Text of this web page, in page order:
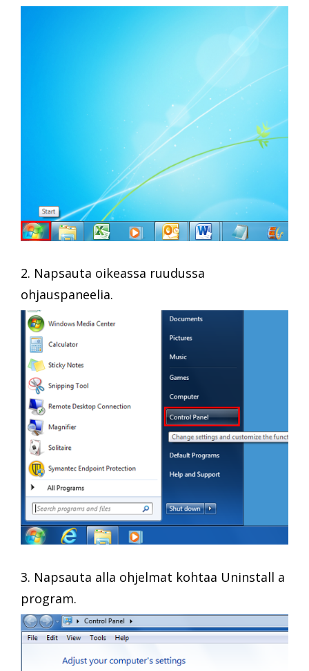
2. Napsauta oikeassa ruudussa
ohjauspaneelia.
3. Napsauta alla ohjelmat kohtaa Uninstall a
program.